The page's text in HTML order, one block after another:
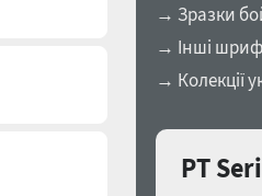
→ Зразки
→ Інші
→ Колекції
PT